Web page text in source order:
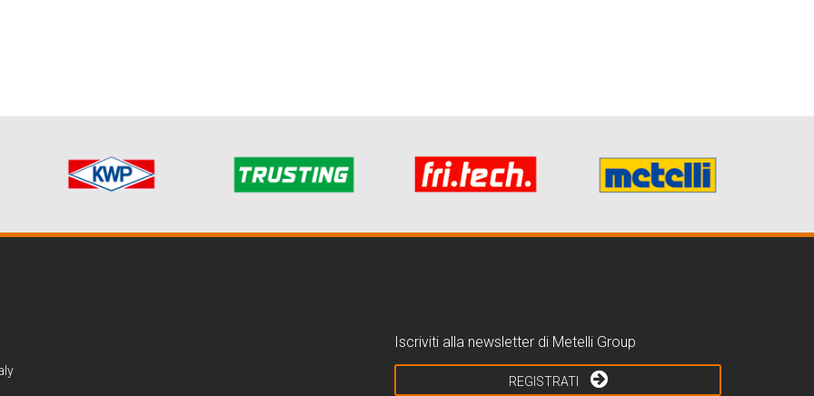
Iscriviti alla newsletter di Metelli Group
REGISTRATI